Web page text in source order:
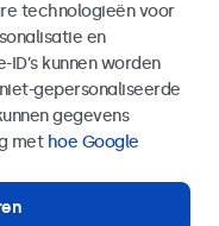
technologieën voor
en
kunnen worden
gepersonaliseerde
gegevens
met hoe Google